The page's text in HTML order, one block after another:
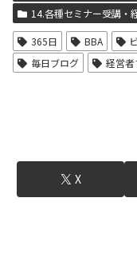
14.各種セミナー受講・
365日 BBA
毎日ブログ
経営
X